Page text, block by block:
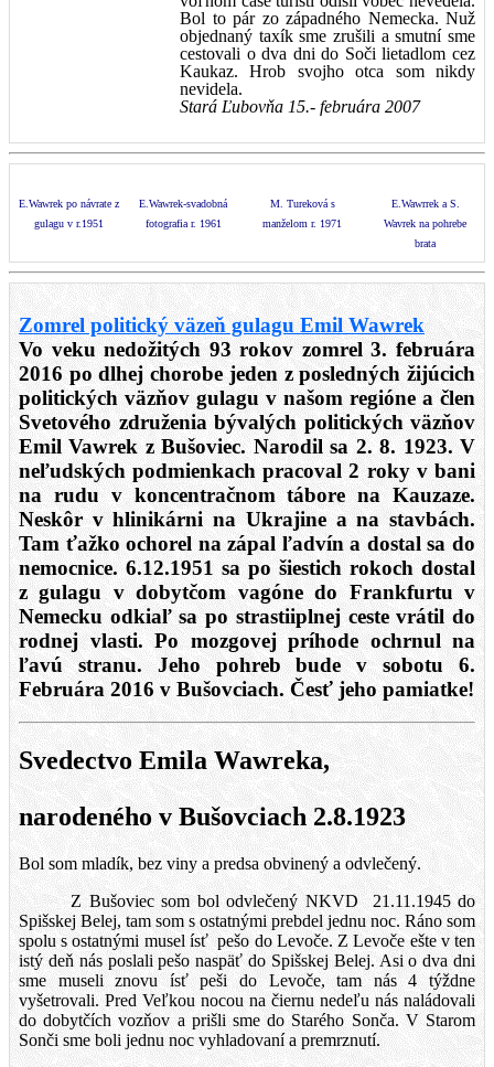
Bol to pár zo západného Nemecka. Nuž
objednaný taxík sme zrušili a smutní sme
cestovali o dva dni do Soči lietadlom cez
Kaukaz. Hrob svojho otca som nikdy
nevidela.
Stará Ľubovňa 15.- februára 2007
E.Wawrek po návrate z
gulagu v r.1951
E.Wawrek-svadobná
fotografia r. 1961
M. Tureková s
manželom r. 1971
E.Wawrrek a S.
Wavrek na pohrebe
brata
Zomrel politický väzeň gulagu Emil Wawrek
Vo veku nedožitých 93 rokov zomrel 3. februára
2016 po dlhej chorobe jeden z posledných žijúcich
politických väzňov gulagu v našom regióne a člen
Svetového združenia bývalých politických väzňov
Emil Vawrek z Bušoviec. Narodil sa 2. 8. 1923. V
neľudských podmienkach pracoval 2 roky v bani
na rudu v koncentračnom tábore na Kauzaze.
Neskôr v hlinikárni na Ukrajine a na stavbách.
Tam ťažko ochorel na zápal ľadvín a dostal sa do
nemocnice. 6.12.1951 sa po šiestich rokoch dostal
z gulagu v dobytčom vagóne do Frankfurtu v
Nemecku odkiaľ sa po strastiiplnej ceste vrátil do
rodnej vlasti. Po mozgovej príhode ochrnul na
ľavú stranu. Jeho pohreb bude v sobotu 6.
Februára 2016 v Bušovciach. Česť jeho pamiatke!
Svedectvo Emila Wawreka,
narodeného v Bušovciach 2.8.1923
Bol som mladík, bez viny a predsa obvinený a odvlečený.
Z Bušoviec som bol odvlečený NKVD
21.11.1945 do
Spišskej Belej, tam som s ostatnými prebdel jednu noc. Ráno som
spolu s ostatnými musel ísť pešo do Levoče. Z Levoče ešte v ten
istý deň nás poslali pešo naspäť do Spišskej Belej. Asi o dva dni
sme museli znovu ísť peši do Levoče, tam nás 4 týždne
vyšetrovali. Pred Veľkou nocou na čiernu nedeľu nás naládovali
do dobytčích vozňov a prišli sme do Starého Sonča. V Starom
Sonči sme boli jednu noc vyhladovaní a premrznutí.